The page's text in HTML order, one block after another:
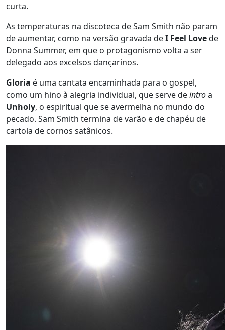
curta.
As temperaturas na discoteca de Sam Smith não param
de aumentar, como na versão gravada deI Feel Lovede
Donna Summer, em que o protagonismo volta a ser
delegado aos excelsos dançarinos.
Gloria é uma cantata encaminhada para o gospel,
como um hino à alegria individual, que serve deintroa
Unholy, o espiritual que se avermelha no mundo do
pecado. Sam Smith termina de varão e de chapéu de
cartola de cornos satânicos.